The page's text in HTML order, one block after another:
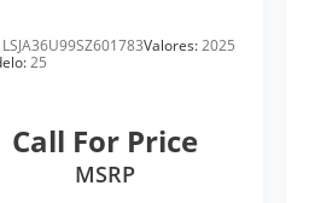
LSJA36U99SZ601783Valores:2025
25
Call For Price
MSRP